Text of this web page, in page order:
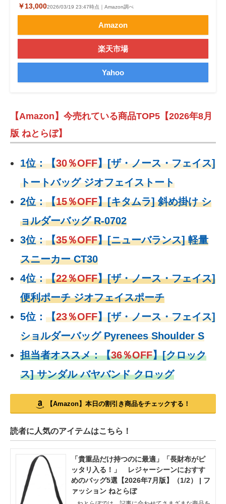
￥13,0002026/03/19 23:47時点｜Amazon調べ
Amazon
楽天市場
Yahoo
【Amazon】今売れている商品TOP5【2026年8月
版 ねとらぼ】
1位：【30％OFF】[ザ・ノース・フェイス]
トートバッグ ジオフェイストート
2位：【15％OFF】[キタムラ] 斜め掛け シ
ョルダーバッグ R-0702
3位：【35％OFF】[ニューバランス] 軽量
スニーカー CT30
4位：【22％OFF】[ザ・ノース・フェイス]
便利ポーチ ジオフェイスポーチ
5位： 【23％OFF】[ザ・ノース・フェイス]
ショルダーバッグ Pyrenees Shoulder S
担当者オススメ：【36％OFF】[クロック
ス] サンダル バヤバンド クロッグ
【Amazon】本日の割引き商品をチェックする！
読者に人気のアイテムはこちら！
「貴重品だけ持つのに最適」「長財布がピ
ッタリ入る！」 レジャーシーンにおすす
めのバッグ5選【2026年7月版】（1/2） | フ
ァッション ねとらぼ